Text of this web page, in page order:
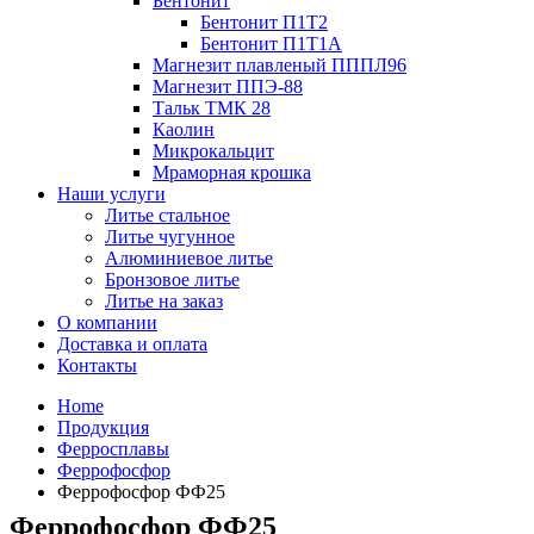
Бентонит П1Т2
Бентонит П1Т1А
Магнезит плавленый ПППЛ96
Магнезит ППЭ-88
Тальк ТМК 28
Каолин
Микрокальцит
Мраморная крошка
Наши услуги
Литье стальное
Литье чугунное
Алюминиевое литье
Бронзовое литье
Литье на заказ
О компании
Доставка и оплата
Контакты
Home
Продукция
Ферросплавы
Феррофосфор
Феррофосфор ФФ25
Феррофосфор ФФ25